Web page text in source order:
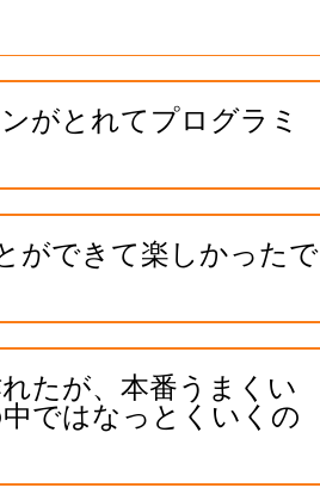
がとれてプログラミ
ができて楽しかったで
たが、本番うまくい
ではなっとくいくの